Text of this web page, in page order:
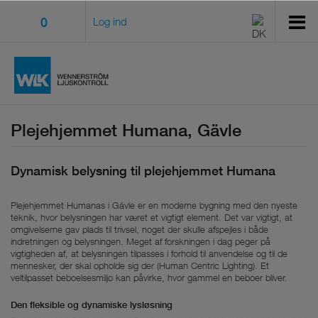
0 Log ind
Plejehjemmet Humana, Gävle
Dynamisk belysning til plejehjemmet Humana
Plejehjemmet Humanas i Gävle er en moderne bygning med den nyeste
teknik, hvor belysningen har været et vigtigt element. Det var vigtigt, at
omgivelserne gav plads til trivsel, noget der skulle afspejles i både
indretningen og belysningen. Meget af forskningen i dag peger på
vigtigheden af, at belysningen tilpasses i forhold til anvendelse og til de
mennesker, der skal opholde sig der (Human Centric Lighting). Et
veltilpasset beboelsesmiljø kan påvirke, hvor gammel en beboer bliver.
Den fleksible og dynamiske lysløsning